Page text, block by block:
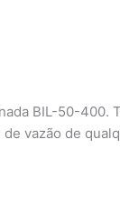
BIL-50-400.
vazão de